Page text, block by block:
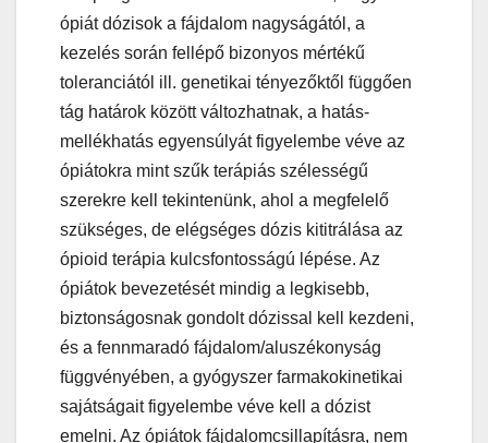
ópiát dózisok a fájdalom nagyságától, a
kezelés során fellépő bizonyos mértékű
toleranciától ill. genetikai tényezőktől függően
tág határok között változhatnak, a hatás-
mellékhatás egyensúlyát figyelembe véve az
ópiátokra mint szűk terápiás szélességű
szerekre kell tekintenünk, ahol a megfelelő
szükséges, de elégséges dózis kititrálása az
ópioid terápia kulcsfontosságú lépése. Az
ópiátok bevezetését mindig a legkisebb,
biztonságosnak gondolt dózissal kell kezdeni,
és a fennmaradó fájdalom/aluszékonyság
függvényében, a gyógyszer farmakokinetikai
sajátságait figyelembe véve kell a dózist
emelni. Az ópiátok fájdalomcsillapításra, nem